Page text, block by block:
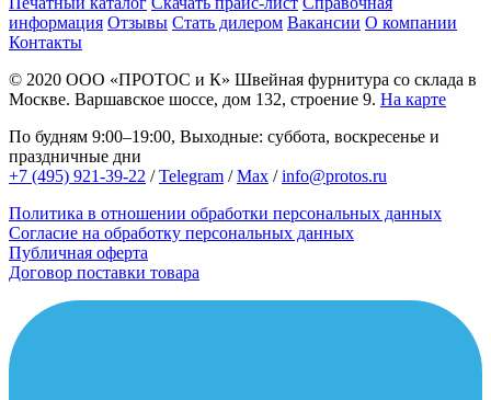
информация Отзывы Стать дилером Вакансии О компании
Контакты
© 2020 ООО «ПРОТОС и К» Швейная фурнитура со склада в
Москве. Варшавское шоссе, дом 132, строение 9. На карте
По будням 9:00–19:00, Выходные: суббота, воскресенье и
праздничные дни
+7 (495) 921-39-22 /Telegram /Max /info@protos.ru
Политика в отношении обработки персональных данных
Согласие на обработку персональных данных
Публичная оферта
Договор поставки товара